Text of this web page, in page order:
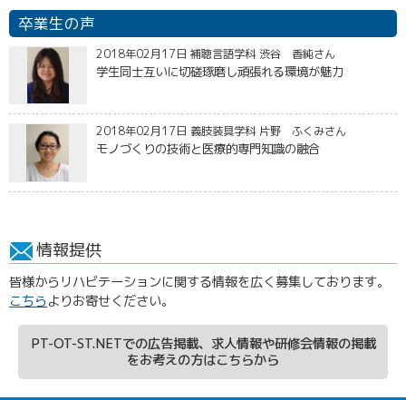
卒業生の声
2018年02月17日 補聴言語学科 渋谷 香純さん
学生同士互いに切磋琢磨し頑張れる環境が魅力
2018年02月17日 義肢装具学科 片野 ふくみさん
モノづくりの技術と医療的専門知識の融合
情報提供
皆様からリハビテーションに関する情報を広く募集しております。
こちらよりお寄せください。
PT-OT-ST.NETでの広告掲載、求人情報や研修会情報の掲載
をお考えの方はこちらから